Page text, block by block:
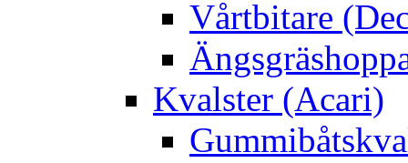
Vårtbitare
Kvalster (Acari)